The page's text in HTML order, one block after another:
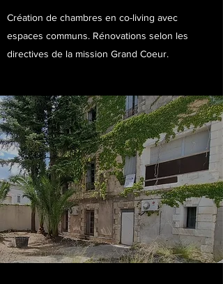
Création de chambres en co-living avec
espaces communs. Rénovations selon les
directives de la mission Grand Coeur.